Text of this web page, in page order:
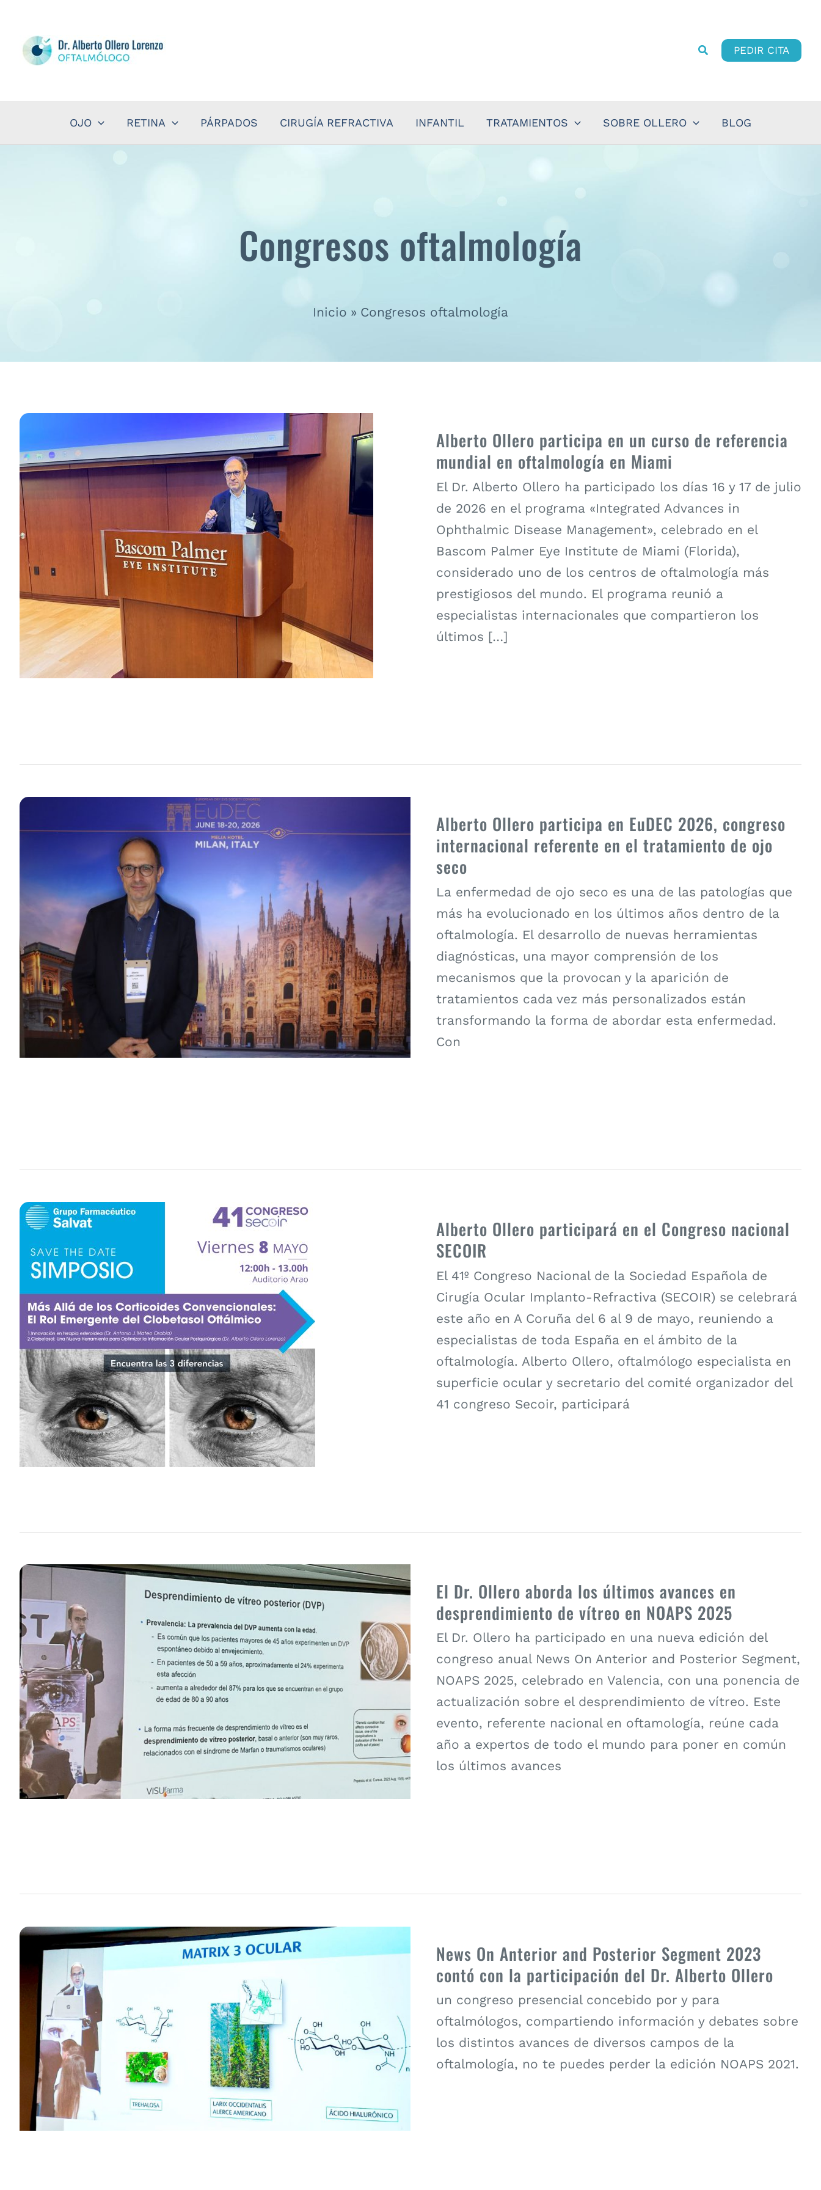
contenido
PEDIR CITA
OJO RETINA PÁRPADOS CIRUGÍA REFRACTIVA INFANTIL TRATAMIENTOS SOBRE OLLERO BLOG
Congresos oftalmología
Inicio Congresos oftalmología
Alberto Ollero participa en un curso de referencia
mundial en oftalmología en Miami
El Dr. Alberto Ollero ha participado los días 16 y 17 de julio
de 2026 en el programa «Integrated Advances in
Ophthalmic Disease Management», celebrado en el
Bascom Palmer Eye Institute de Miami (Florida),
considerado uno de los centros de oftalmología más
prestigiosos del mundo. El programa reunió a
especialistas internacionales que compartieron los
últimos […]
Alberto Ollero participa en EuDEC 2026, congreso
internacional referente en el tratamiento de ojo
seco
La enfermedad de ojo seco es una de las patologías que
más ha evolucionado en los últimos años dentro de la
oftalmología. El desarrollo de nuevas herramientas
diagnósticas, una mayor comprensión de los
mecanismos que la provocan y la aparición de
tratamientos cada vez más personalizados están
transformando la forma de abordar esta enfermedad.
Con
Alberto Ollero participará en el Congreso nacional
SECOIR
El 41º Congreso Nacional de la Sociedad Española de
Cirugía Ocular Implanto-Refractiva (SECOIR) se celebrará
este año en A Coruña del 6 al 9 de mayo, reuniendo a
especialistas de toda España en el ámbito de la
oftalmología. Alberto Ollero, oftalmólogo especialista en
superficie ocular y secretario del comité organizador del
41 congreso Secoir, participará
El Dr. Ollero aborda los últimos avances en
desprendimiento de vítreo en NOAPS 2025
El Dr. Ollero ha participado en una nueva edición del
congreso anual News On Anterior and Posterior Segment,
NOAPS 2025, celebrado en Valencia, con una ponencia de
actualización sobre el desprendimiento de vítreo. Este
evento, referente nacional en oftamología, reúne cada
año a expertos de todo el mundo para poner en común
los últimos avances
News On Anterior and Posterior Segment 2023
contó con la participación del Dr. Alberto Ollero
un congreso presencial concebido por y para
oftalmólogos, compartiendo información y debates sobre
los distintos avances de diversos campos de la
oftalmología, no te puedes perder la edición NOAPS 2021.